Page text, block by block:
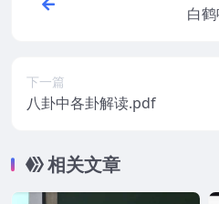
下一篇
八卦中各卦解读.pdf
相关文章